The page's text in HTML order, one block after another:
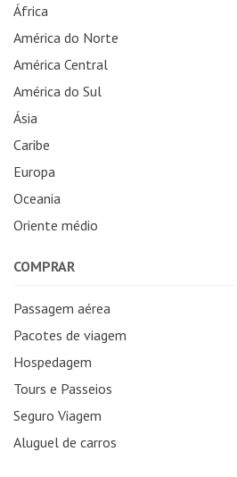
África
América do Norte
América Central
América do Sul
Ásia
Caribe
Europa
Oceania
Oriente médio
COMPRAR
Passagem aérea
Pacotes de viagem
Hospedagem
Tours e Passeios
Seguro Viagem
Aluguel de carros